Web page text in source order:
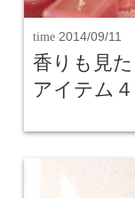
time 2014/09/11
香りも見
アイテム